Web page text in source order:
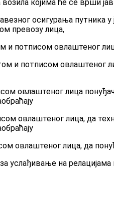
којима ће се врши
осигурања
превозу лица,
и потписом овлаштеног
и потписом овлаштеног
овлаштеног лица
овлаштеног лица, да
овлаштеног лица, да
услађивање на